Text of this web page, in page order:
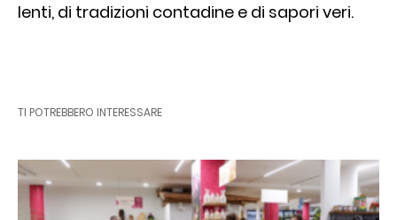
lenti, di tradizioni contadine e di sapori veri.
TI POTREBBERO INTERESSARE